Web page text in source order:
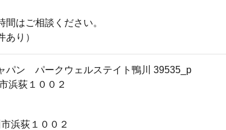
はご相談ください。
り）
パン パークウェルステイト鴨川 39535_p
浜荻１００２
浜荻１００２